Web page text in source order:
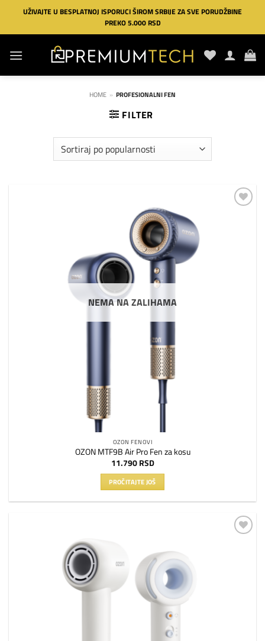
Preskoči
sadržaj
UŽIVAJTE U BESPLATNOJ ISPORUCI ŠIROM SRBIJE ZA SVE PORUDŽBINE
PREKO 5.000 RSD
HOME » PROFESIONALNI FEN
FILTER
NEMA NA ZALIHAMA
OZON FENOVI
OZON MTF9B Air Pro Fen za kosu
11.790 RSD
PROČITAJTE JOŠ